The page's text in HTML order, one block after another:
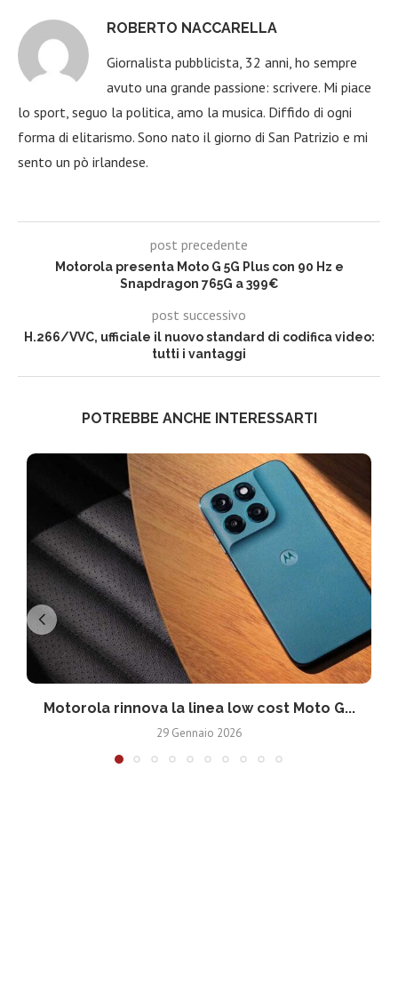
ROBERTO NACCARELLA
Giornalista pubblicista, 32 anni, ho sempre
avuto una grande passione: scrivere. Mi piace
lo sport, seguo la politica, amo la musica. Diffido di ogni
forma di elitarismo. Sono nato il giorno di San Patrizio e mi
sento un pò irlandese.
post precedente
Motorola presenta Moto G 5G Plus con 90 Hz e
Snapdragon 765G a 399€
post successivo
H.266/VVC, ufficiale il nuovo standard di codifica video:
tutti i vantaggi
POTREBBE ANCHE INTERESSARTI
Motorola rinnova la linea low cost Moto G...
29 Gennaio 2026